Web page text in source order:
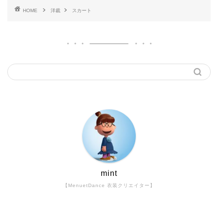
HOME 洋裁 スカート
【MenuetDance 衣装クリエイター】
mint